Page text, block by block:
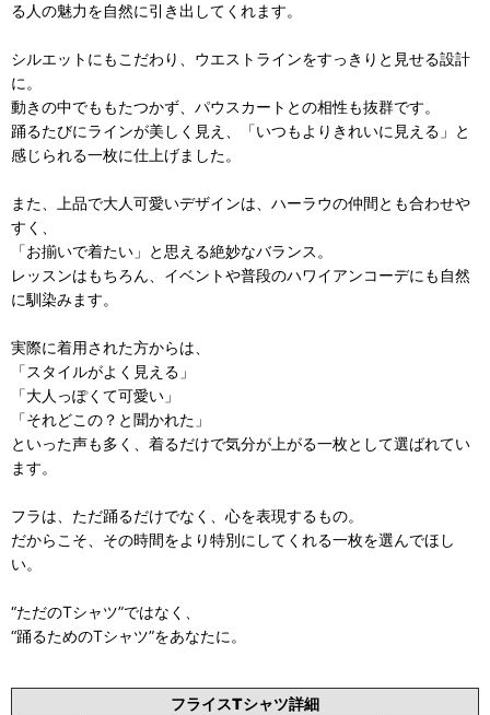
る人の魅力を自然に引き出してくれます。
シルエットにもこだわり、ウエストラインをすっきりと見せる設計
に。
動きの中でももたつかず、パウスカートとの相性も抜群です。
踊るたびにラインが美しく見え、「いつもよりきれいに見える」と
感じられる一枚に仕上げました。
また、上品で大人可愛いデザインは、ハーラウの仲間とも合わせや
すく、
「お揃いで着たい」と思える絶妙なバランス。
レッスンはもちろん、イベントや普段のハワイアンコーデにも自然
に馴染みます。
実際に着用された方からは、
「スタイルがよく見える」
「大人っぽくて可愛い」
「それどこの？と聞かれた」
といった声も多く、着るだけで気分が上がる一枚として選ばれてい
ます。
フラは、ただ踊るだけでなく、心を表現するもの。
だからこそ、その時間をより特別にしてくれる一枚を選んでほし
い。
“ただのTシャツ”ではなく、
“踊るためのTシャツ”をあなたに。
フライスTシャツ詳細